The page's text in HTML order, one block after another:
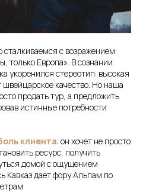
с возражением:
только Европа». В сознании
укоренился стереотип: высокая
швейцарское качество. Но наша
продать тур, а предложить
истинные потребности
клиента: он хочет не просто
ресурс, получить
домой с ощущением
Кавказ дает фору Альпам по